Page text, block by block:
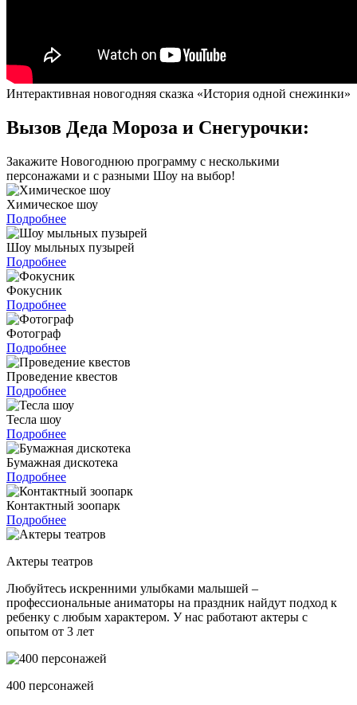
Интерактивная новогодняя сказка «История одной снежинки»
Вызов Деда Мороза и Снегурочки:
Закажите Новогоднюю программу с несколькими
персонажами и с разными Шоу на выбор!
Химическое шоу
Подробнее
Шоу мыльных пузырей
Подробнее
Фокусник
Подробнее
Фотограф
Подробнее
Проведение квестов
Подробнее
Тесла шоу
Подробнее
Бумажная дискотека
Подробнее
Контактный зоопарк
Подробнее
Актеры театров
Любуйтесь искренними улыбками малышей –
профессиональные аниматоры на праздник найдут подход к
ребенку с любым характером. У нас работают актеры с
опытом от 3 лет
400 персонажей